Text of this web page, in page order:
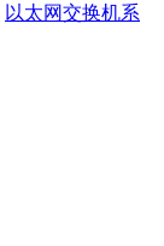
以太网交换机系